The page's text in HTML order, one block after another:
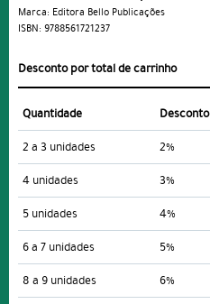
Marca: Editora Bello Publicações
ISBN: 9788561721237
Desconto por total de carrinho
Quantidade Desconto
2 a 3 unidades
2%
4 unidades
3%
5 unidades
4%
6 a 7 unidades
5%
8 a 9 unidades
6%